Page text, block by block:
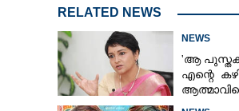
RELATED NEWS
NEWS
'ആ
എന്റെ